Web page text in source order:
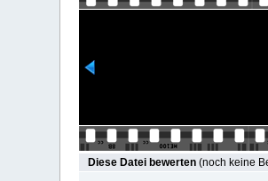
Diese Datei bewerten(noch keine